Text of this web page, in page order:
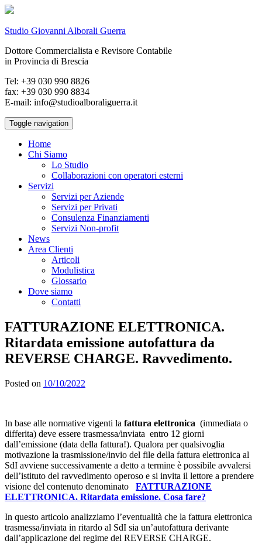
Studio Giovanni Alborali Guerra
Dottore Commercialista e Revisore Contabile
in Provincia di Brescia
Tel: +39 030 990 8826
fax: +39 030 990 8834
E-mail: info@studioalboraliguerra.it
Toggle navigation
Home
Chi Siamo
Lo Studio
Collaborazioni con operatori esterni
Servizi
Servizi per Aziende
Servizi per Privati
Consulenza Finanziamenti
Servizi Non-profit
News
Area Clienti
Articoli
Modulistica
Glossario
Dove siamo
Contatti
FATTURAZIONE ELETTRONICA.
Ritardata emissione autofattura da
REVERSE CHARGE. Ravvedimento.
Posted on 10/10/2022
In base alle normative vigenti la fattura elettronica (immediata o
differita) deve essere trasmessa/inviata entro 12 giorni
dall’emissione (data della fattura!). Qualora per qualsivoglia
motivazione la trasmissione/invio del file della fattura elettronica al
SdI avviene successivamente a detto a termine è possibile avvalersi
dell’istituto del ravvedimento operoso e si invita il lettore a prendere
visione del contenuto denominato FATTURAZIONE
ELETTRONICA. Ritardata emissione. Cosa fare?
In questo articolo analizziamo l’eventualità che la fattura elettronica
trasmessa/inviata in ritardo al SdI sia un’autofattura derivante
dall’applicazione del regime del REVERSE CHARGE.